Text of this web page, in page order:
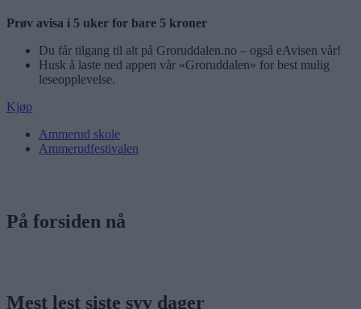
Prøv avisa i 5 uker for bare 5 kroner
Du får tilgang til alt på Groruddalen.no – også eAvisen vår!
Husk å laste ned appen vår «Groruddalen» for best mulig
leseopplevelse.
Kjøp
Ammerud skole
Ammerudfestivalen
På forsiden nå
Mest lest siste syv dager